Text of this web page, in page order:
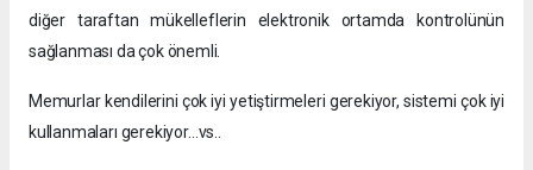
diğer taraftan mükelleflerin elektronik ortamda kontrolünün
sağlanması da çok önemli.
Memurlar kendilerini çok iyi yetiştirmeleri gerekiyor, sistemi çok iyi
kullanmaları gerekiyor…vs..